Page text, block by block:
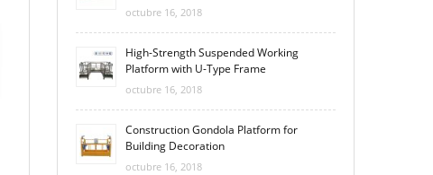
octubre 16, 2018
High-Strength Suspended Working
Platform with U-Type Frame
octubre 16, 2018
Construction Gondola Platform for
Building Decoration
octubre 16, 2018